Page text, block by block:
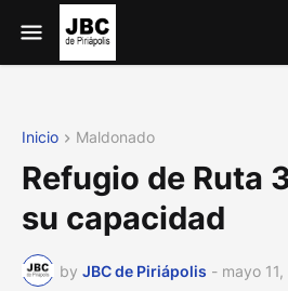
Inicio Maldonado
Refugio de Ruta
su capacidad
by JBC de Piriápolis - mayo